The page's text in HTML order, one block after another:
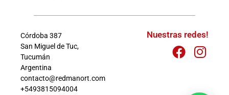
Córdoba 387
San Miguel de Tuc,
Tucumán
Argentina
contacto@redmanort.com
+5493815094004
Nuestras redes!